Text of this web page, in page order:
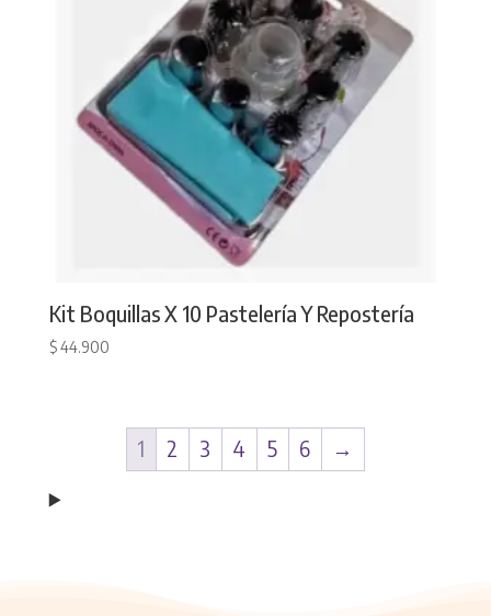
Kit Boquillas X 10 Pastelería Y Repostería
$44.900
1 2 3 4 5 6 →